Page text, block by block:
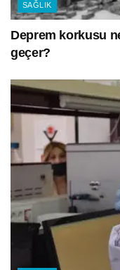
SAĞLIK
Deprem korkusu
geçer?